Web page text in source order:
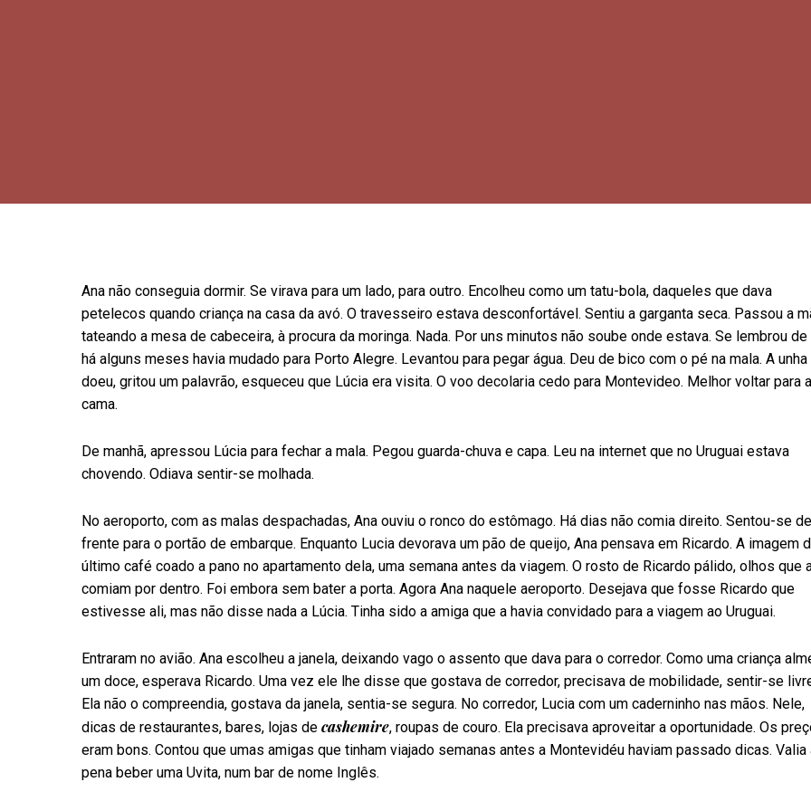
Ana não conseguia dormir. Se virava para um lado, para outro. Encolheu como um tatu-bola, daqueles que dava
petelecos quando criança na casa da avó. O travesseiro estava desconfortável. Sentiu a garganta seca. Passou a
tateando a mesa de cabeceira, à procura da moringa. Nada. Por uns minutos não soube onde estava. Se lembrou de
há alguns meses havia mudado para Porto Alegre. Levantou para pegar água. Deu de bico com o pé na mala. A unha
doeu, gritou um palavrão, esqueceu que Lúcia era visita. O voo decolaria cedo para Montevideo. Melhor voltar para a
cama.
De manhã, apressou Lúcia para fechar a mala. Pegou guarda-chuva e capa. Leu na internet que no Uruguai estava
chovendo. Odiava sentir-se molhada.
No aeroporto, com as malas despachadas, Ana ouviu o ronco do estômago. Há dias não comia direito. Sentou-se de
frente para o portão de embarque. Enquanto Lucia devorava um pão de queijo, Ana pensava em Ricardo. A imagem
último café coado a pano no apartamento dela, uma semana antes da viagem. O rosto de Ricardo pálido, olhos que
comiam por dentro. Foi embora sem bater a porta. Agora Ana naquele aeroporto. Desejava que fosse Ricardo que
estivesse ali, mas não disse nada a Lúcia. Tinha sido a amiga que a havia convidado para a viagem ao Uruguai.
Entraram no avião. Ana escolheu a janela, deixando vago o assento que dava para o corredor. Como uma criança
um doce, esperava Ricardo. Uma vez ele lhe disse que gostava de corredor, precisava de mobilidade, sentir-se
Ela não o compreendia, gostava da janela, sentia-se segura. No corredor, Lucia com um caderninho nas mãos. Nele,
dicas de restaurantes, bares, lojas de cashemire, roupas de couro. Ela precisava aproveitar a oportunidade. Os
eram bons. Contou que umas amigas que tinham viajado semanas antes a Montevidéu haviam passado dicas. Valia
pena beber uma Uvita, num bar de nome Inglês.